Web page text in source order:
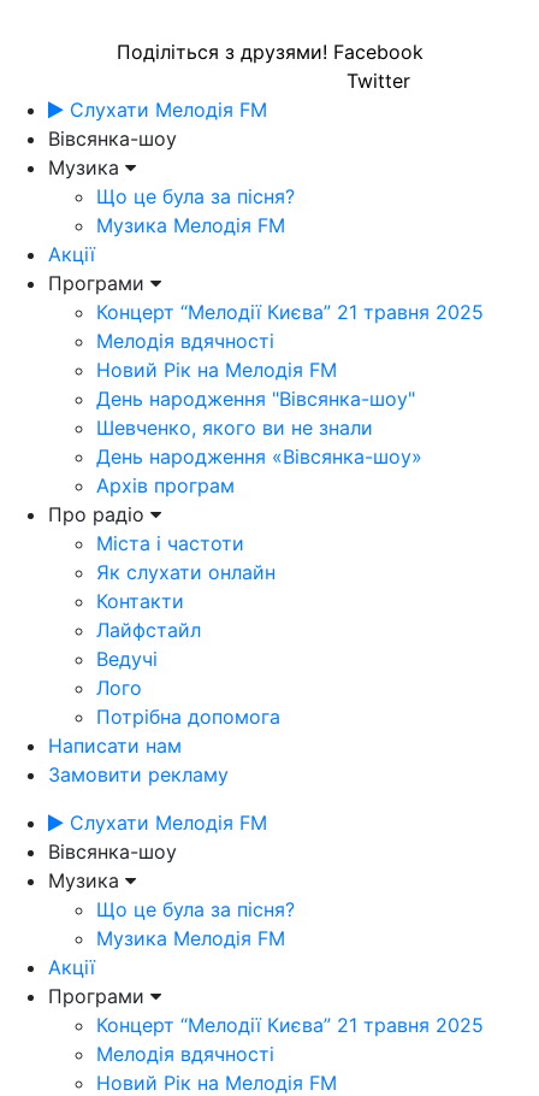
Поділіться з друзями! Facebook
Twitter
Слухати Мелодія FM
Вівсянка-шоу
Музика
Що це була за пісня?
Музика Мелодія FM
Акції
Програми
Концерт “Мелодії Києва” 21 травня 2025
Мелодія вдячності
Новий Рік на Мелодія FM
День народження "Вівсянка-шоу"
Шевченко, якого ви не знали
День народження «Вівсянка-шоу»
Архів програм
Про радіо
Міста і частоти
Як слухати онлайн
Контакти
Лайфстайл
Ведучі
Лого
Потрібна допомога
Написати нам
Замовити рекламу
Слухати Мелодія FM
Вівсянка-шоу
Музика
Що це була за пісня?
Музика Мелодія FM
Акції
Програми
Концерт “Мелодії Києва” 21 травня 2025
Мелодія вдячності
Новий Рік на Мелодія FM